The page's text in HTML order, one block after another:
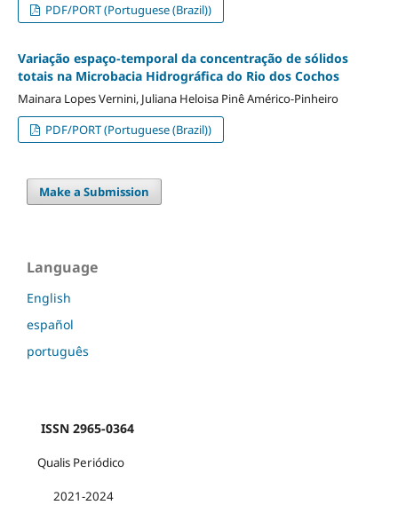
PDF/PORT (Portuguese (Brazil))
Variação espaço-temporal da concentração de sólidos
totais na Microbacia Hidrográfica do Rio dos Cochos
Mainara Lopes Vernini, Juliana Heloisa Pinê Américo-Pinheiro
PDF/PORT (Portuguese (Brazil))
Make a Submission
Language
English
español
português
ISSN 2965-0364
Qualis Periódico
2021-2024